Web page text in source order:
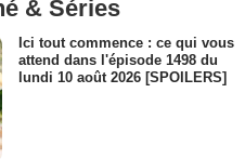
& Séries
Ici tout commence : ce qui vous
attend dans l'épisode 1498 du
lundi 10 août 2026 [SPOILERS]